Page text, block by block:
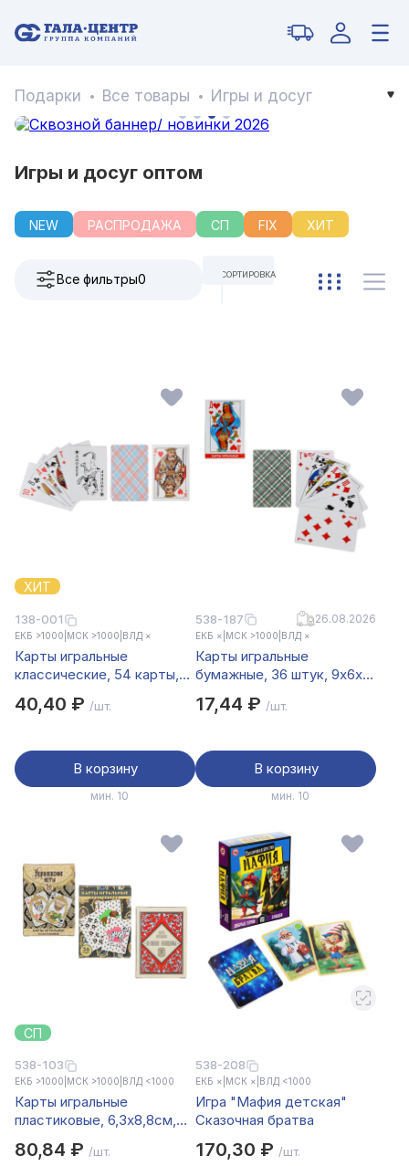
Подарки Все товары Игры и досуг
Игры и досуг оптом
NEW РАСПРОДАЖА СП FIX ХИТ
Все фильтры0
СОРТИРОВКА
ХИТ
138-001
ЕКБ >1000 МСК >1000 ВЛД ×
Карты игральные
классические, 54 карты,
бумага
40,40 ₽ /шт.
В корзину
мин. 10
538-187 26.08.2026
ЕКБ × МСК >1000 ВЛД ×
Карты игральные
бумажные, 36 штук, 9x6x1
17,44 ₽ /шт.
В корзину
мин. 10
СП
538-103
ЕКБ >1000 МСК >1000 ВЛД <1000
Карты игральные
пластиковые, 6,3х8,8см,
538-079, 538-081)
80,84 ₽ /шт.
538-208
ЕКБ × МСК × ВЛД <1000
Игра "Мафия детская"
Сказочная братва
170,30 ₽ /шт.